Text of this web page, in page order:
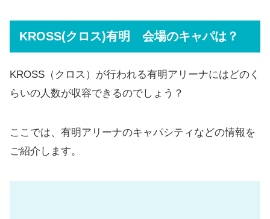
KROSS(クロス)有明 会場のキャパは？
KROSS（クロス）が行われる有明アリーナにはどのく
らいの人数が収容できるのでしょう？
ここでは、有明アリーナのキャパシティなどの情報を
ご紹介します。